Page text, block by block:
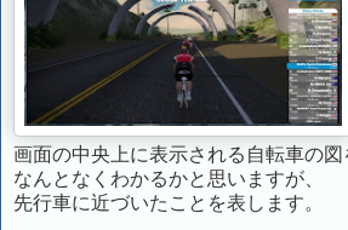
画面の中央上に表示される自転車の図
なんとなくわかるかと思いますが、
先行車に近づいたことを表します。